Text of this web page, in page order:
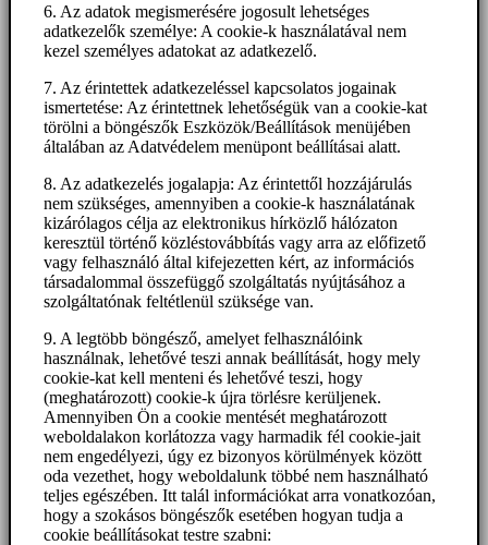
6. Az adatok megismerésére jogosult lehetséges
adatkezelők személye: A cookie-k használatával nem
kezel személyes adatokat az adatkezelő.
7. Az érintettek adatkezeléssel kapcsolatos jogainak
ismertetése: Az érintettnek lehetőségük van a cookie-kat
törölni a böngészők Eszközök/Beállítások menüjében
általában az Adatvédelem menüpont beállításai alatt.
8. Az adatkezelés jogalapja: Az érintettől hozzájárulás
nem szükséges, amennyiben a cookie-k használatának
kizárólagos célja az elektronikus hírközlő hálózaton
keresztül történő közléstovábbítás vagy arra az előfizető
vagy felhasználó által kifejezetten kért, az információs
társadalommal összefüggő szolgáltatás nyújtásához a
szolgáltatónak feltétlenül szüksége van.
9. A legtöbb böngésző, amelyet felhasználóink
használnak, lehetővé teszi annak beállítását, hogy mely
cookie-kat kell menteni és lehetővé teszi, hogy
(meghatározott) cookie-k újra törlésre kerüljenek.
Amennyiben Ön a cookie mentését meghatározott
weboldalakon korlátozza vagy harmadik fél cookie-jait
nem engedélyezi, úgy ez bizonyos körülmények között
oda vezethet, hogy weboldalunk többé nem használható
teljes egészében. Itt talál információkat arra vonatkozóan,
hogy a szokásos böngészők esetében hogyan tudja a
cookie beállításokat testre szabni: